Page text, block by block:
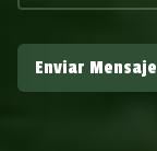
Enviar Mensaje